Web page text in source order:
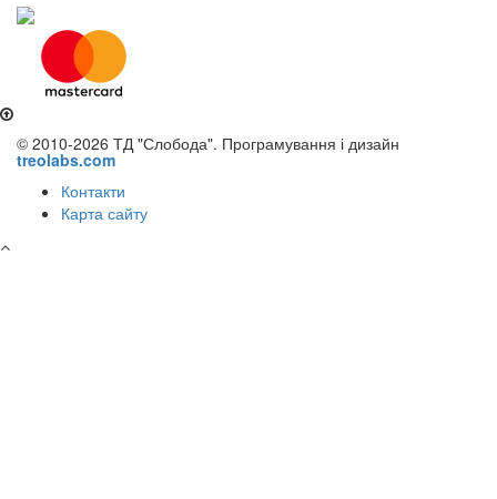
© 2010-2026 ТД "Слобода". Програмування і дизайн
treolabs.com
Контакти
Карта сайту